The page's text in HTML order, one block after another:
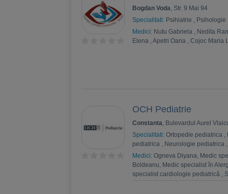
Bogdan Voda, Str. 9 Mai 94
Specialitati: Psihiatrie , Psihologie
Medici: Nutu Gabriela , Nedita
Elena , Apetri Oana , Cojoc Maria
OCH Pediatrie
Constanta, Bulevardul Aurel
Specialitati: Ortopedie pediatrica ,
pediatrica , Neurologie pediatrica
Medici: Ogneva Diyana, Medic
Boldeanu, Medic specialist în
specialist cardiologie pediatrică ,